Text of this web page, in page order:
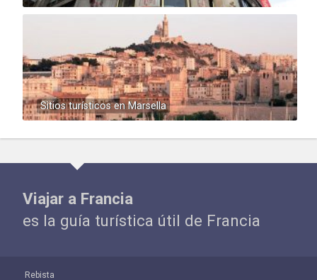
Sitios turísticos en Marsella
Viajar a Francia
es la guía turística útil de Francia
Rebista